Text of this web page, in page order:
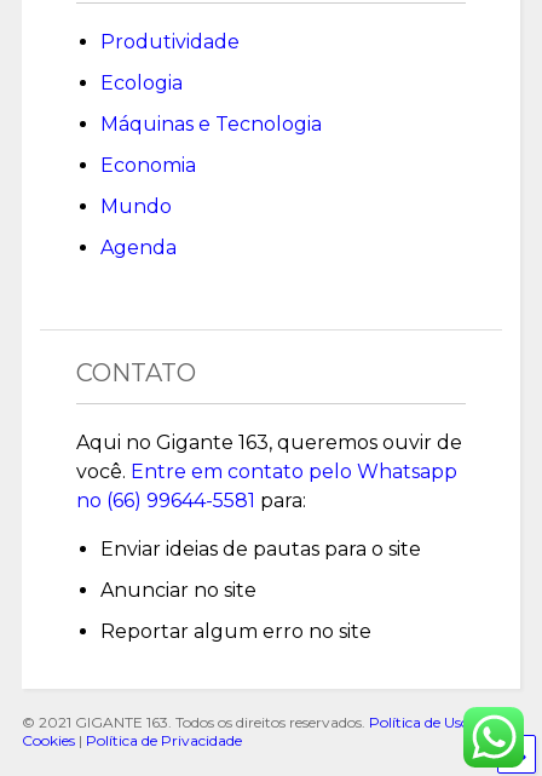
Produtividade
Ecologia
Máquinas e Tecnologia
Economia
Mundo
Agenda
CONTATO
Aqui no Gigante 163, queremos ouvir de
você. Entre em contato pelo Whatsapp
no (66) 99644-5581 para:
Enviar ideias de pautas para o site
Anunciar no site
Reportar algum erro no site
© 2021 GIGANTE 163. Todos os direitos reservados. Política de Uso de
Cookies| Política de Privacidade